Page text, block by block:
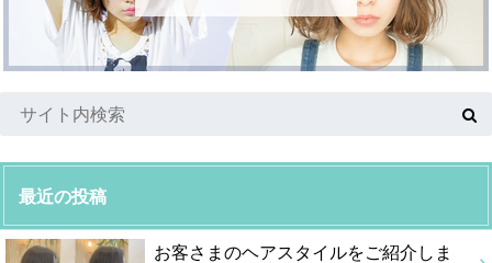
最近の投稿
お客さまのヘアスタイルをご紹介しま